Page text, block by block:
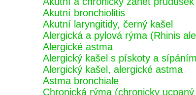
Akutní bronchiolitis
Akutní laryngitidy, černý kašel
Alergická a pylová rýma (Rhinis
Alergické astma
Alergický kašel s pískoty a sípáním
Alergický kašel, alergické astma
Astma bronchiale
Chronická rýma (chronicky